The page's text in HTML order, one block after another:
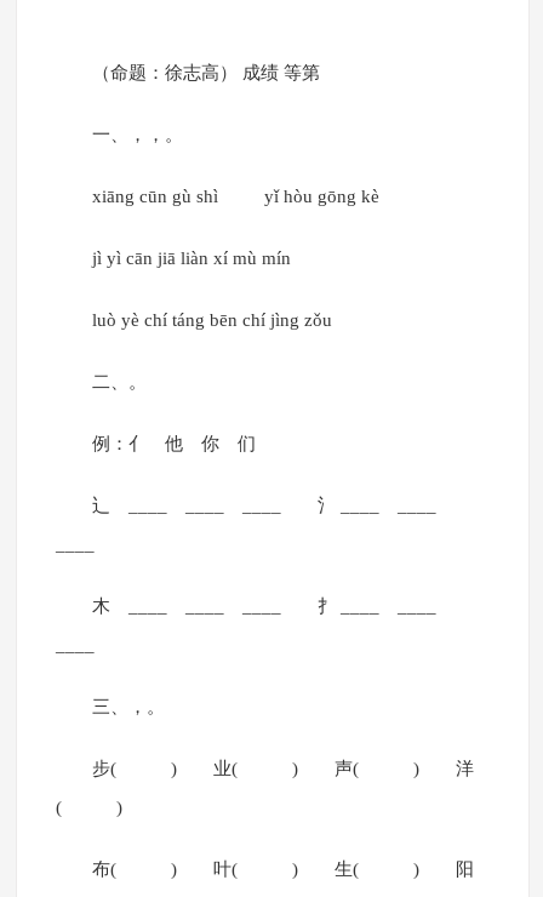
（命题：徐志高） 成绩 等第
一、，，。
xiāng cūn gù shì yǐ hòu gōng kè
jì yì cān jiā liàn xí mù mín
luò yè chí táng bēn chí jìng zǒu
二、。
例：亻 他 你 们
辶 ____ ____ ____ 氵 ____ ____
木 ____ ____ ____ 扌 ____ ____
三、，。
步( ) 业( ) 声( ) 洋
( )
布( ) 叶( ) 生( ) 阳